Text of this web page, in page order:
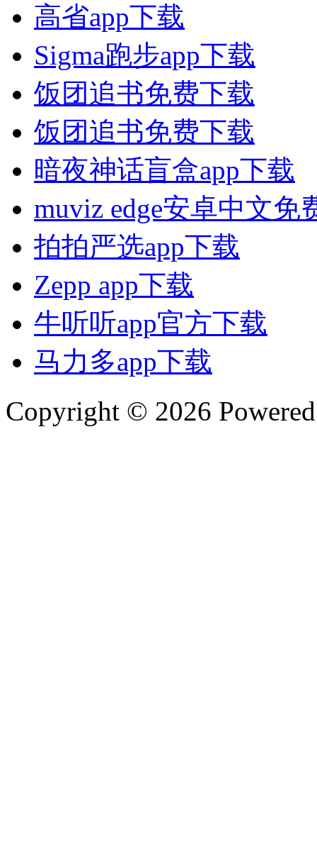
高省app下载
Sigma跑步app下载
饭团追书免费下载
饭团追书免费下载
暗夜神话盲盒app下载
muviz edge安卓中文免
拍拍严选app下载
Zepp app下载
牛听听app官方下载
马力多app下载
Copyright © 2026